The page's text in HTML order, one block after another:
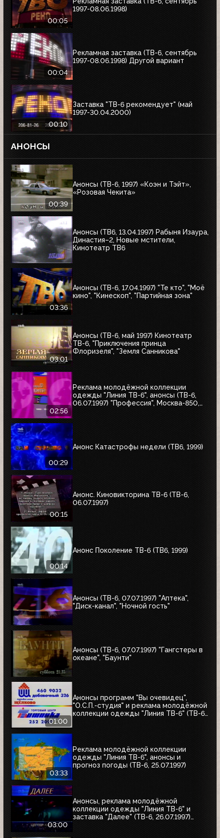
00:05
1997-08.06.1998)
00:04
Рекламная заставка (ТВ-6, сентябрь
1997-08.06.1998) Другой вариант
00:10
Заставка "ТВ-6 рекомендует" (май
1997-30.04.2000)
АНОНСЫ
00:39
Анонсы (ТВ-6, 1997) «Коэн и Тэйт»,
«Розовая Чекита»
Анонсы (ТВ6, 13.04.1997) Рабыня Изаура,
Династия–2, Новые мстители,
Кинотеатр ТВ6
03:36
Анонсы (ТВ-6, 17.04.1997) "Те кто", "Моё
кино", "Кинескоп", "Партийная зона"
03:01
Анонсы (ТВ-6, май 1997) Кинотеатр
ТВ-6, "Приключения принца
Флоризеля", "Земля Санникова"
02:56
Реклама молодёжной коллекции
одежды "Линия ТВ-6", анонсы (ТВ-6,
06.07.1997) "Профессия", Москва-850,
00:29
Анонс Катастрофы недели (ТВ6, 1999)
00:15
Анонс. Киновикторина ТВ-6 (ТВ-6,
06.07.1997)
00:14
Анонс Поколение ТВ-6 (ТВ6, 1999)
Анонсы (ТВ-6, 07.07.1997) "Аптека",
"Диск-канал", "Ночной гость"
Анонсы (ТВ-6, 07.07.1997) "Гангстеры в
океане", "Баунти"
01:00
Анонсы программ "Вы очевидец",
"О.С.П.-студия" и реклама молодёжной
коллекции одежды "Линия ТВ-6" (ТВ-6,
03:33
Реклама молодёжной коллекции
одежды "Линия ТВ-6", анонсы и
прогноз погоды (ТВ-6, 25.07.1997)
03:00
Анонсы, реклама молодёжной
коллекции одежды "Линия ТВ-6" и
заставка "Далее" (ТВ-6, 26.07.1997)